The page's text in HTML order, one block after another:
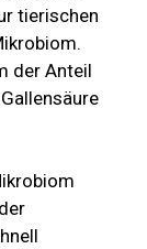
tierischen
der Anteil